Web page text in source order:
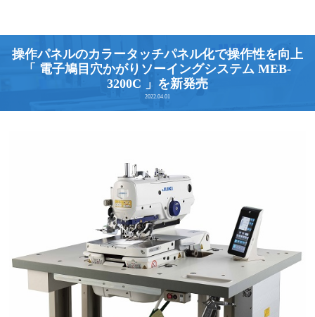
操作パネルのカラータッチパネル化で操作性を向上
「 電子鳩目穴かがりソーイングシステム MEB-
3200C 」を新発売
2022.04.01